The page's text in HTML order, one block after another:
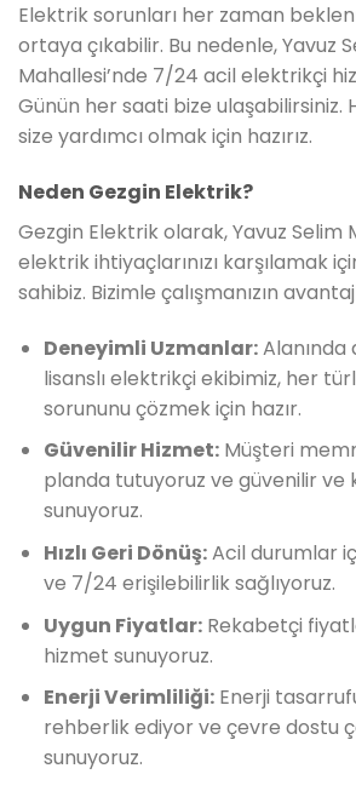
Elektrik sorunları her zaman
ortaya çıkabilir. Bu nedenle, Yavuz
Mahallesi’nde 7/24 acil elektrikçi
Günün her saati bize ulaşabilirsiniz.
size yardımcı olmak için hazırız.
Neden Gezgin Elektrik?
Gezgin Elektrik olarak, Yavuz Selim
elektrik ihtiyaçlarınızı karşılamak
sahibiz. Bizimle çalışmanızın
Deneyimli Uzmanlar:Alanında
lisanslı elektrikçi ekibimiz, her
sorununu çözmek için hazır.
Güvenilir Hizmet:Müşteri
planda tutuyoruz ve güvenilir ve
sunuyoruz.
Hızlı Geri Dönüş:Acil durumlar
ve 7/24 erişilebilirlik sağlıyoruz.
Uygun Fiyatlar:Rekabetçi
hizmet sunuyoruz.
Enerji Verimliliği:Enerji
rehberlik ediyor ve çevre dostu
sunuyoruz.